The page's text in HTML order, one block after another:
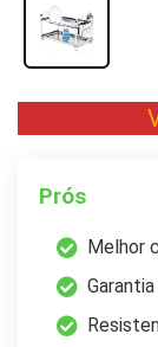
Prós
Melhor